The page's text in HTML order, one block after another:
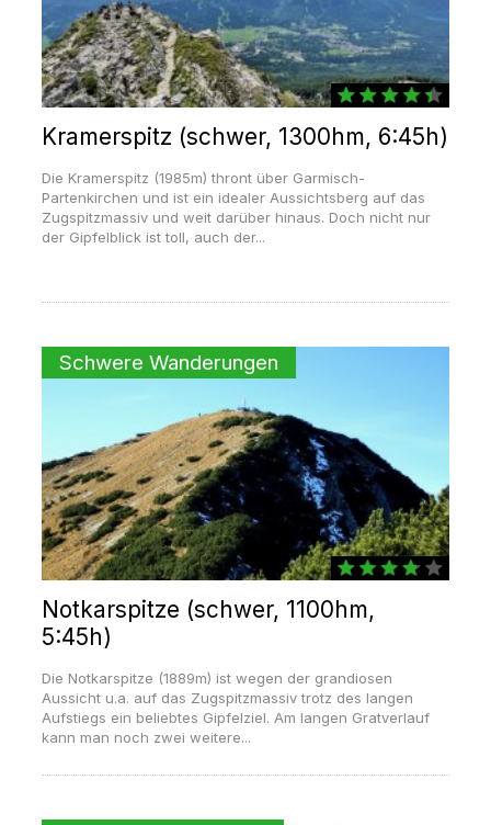
Kramerspitz (schwer, 1300hm, 6:45h)
Die Kramerspitz (1985m) thront über Garmisch-
Partenkirchen und ist ein idealer Aussichtsberg auf das
Zugspitzmassiv und weit darüber hinaus. Doch nicht nur
der Gipfelblick ist toll, auch der...
Schwere Wanderungen
Notkarspitze (schwer, 1100hm,
5:45h)
Die Notkarspitze (1889m) ist wegen der grandiosen
Aussicht u.a. auf das Zugspitzmassiv trotz des langen
Aufstiegs ein beliebtes Gipfelziel. Am langen Gratverlauf
kann man noch zwei weitere...